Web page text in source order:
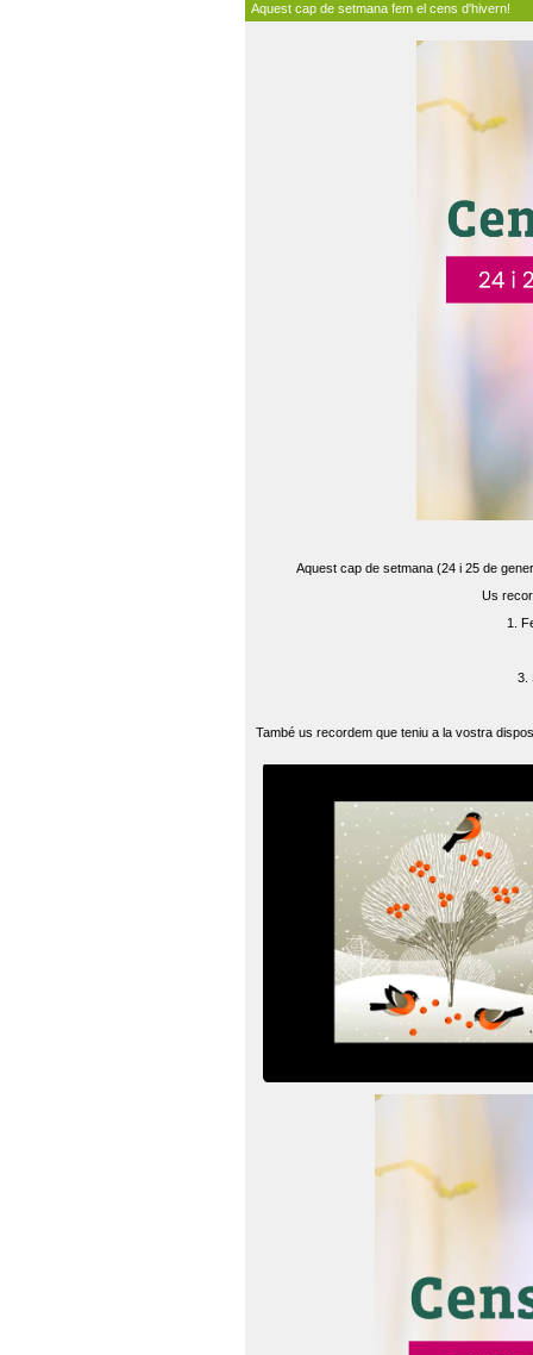
Aquest cap de setmana fem el cens d'hivern!
Aquest cap de setmana (24 i 25 de
Us
1.
3.
També us recordem que teniu a la vostra